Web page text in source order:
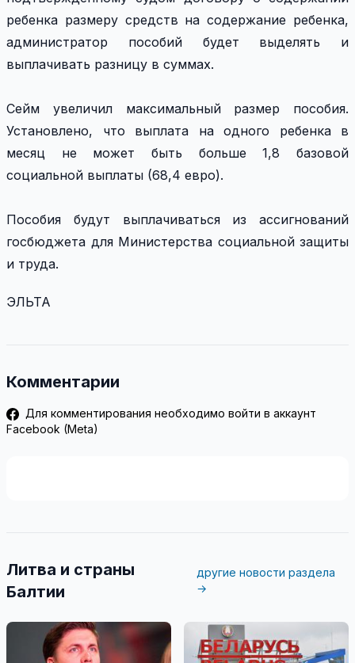
ребенка размеру средств на содержание ребенка,
администратор пособий будет выделять и
выплачивать разницу в суммах.
Сейм увеличил максимальный размер пособия.
Установлено, что выплата на одного ребенка в
месяц не может быть больше 1,8 базовой
социальной выплаты (68,4 евро).
Пособия будут выплачиваться из ассигнований
госбюджета для Министерства социальной защиты
и труда.
ЭЛЬТА
Комментарии
Для комментирования необходимо войти в аккаунт
Facebook (Meta)
Литва и страны
Балтии
другие новости раздела
→